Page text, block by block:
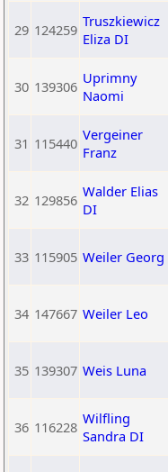
29 124259 Truszkiewicz
Eliza DI
30 139306 Uprimny
Naomi
31 115440 Vergeiner
Franz
32 129856 Walder Elias
DI
33 115905 Weiler Georg
34 147667 Weiler Leo
35 139307 Weis Luna
36 116228 Wilfling
Sandra DI